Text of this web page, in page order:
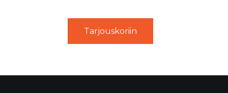
Tarjouskoriin